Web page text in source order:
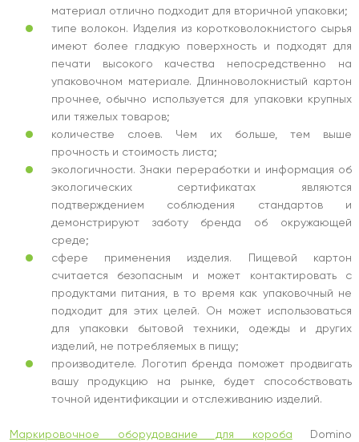
материал отлично подходит для вторичной упаковки;
типе волокон. Изделия из коротковолокнистого сырья
имеют более гладкую поверхность и подходят для
печати высокого качества непосредственно на
упаковочном материале. Длинноволокнистый картон
прочнее, обычно используется для упаковки крупных
или тяжелых товаров;
количестве слоев. Чем их больше, тем выше
прочность и стоимость листа;
экологичности. Знаки переработки и информация об
экологических сертификатах являются
подтверждением соблюдения стандартов и
демонстрируют заботу бренда об окружающей
среде;
сфере применения изделия. Пищевой картон
считается безопасным и может контактировать с
продуктами питания, в то время как упаковочный не
подходит для этих целей. Он может использоваться
для упаковки бытовой техники, одежды и других
изделий, не потребляемых в пищу;
производителе. Логотип бренда поможет продвигать
вашу продукцию на рынке, будет способствовать
точной идентификации и отслеживанию изделий.
Маркировочное оборудование для короба Domino